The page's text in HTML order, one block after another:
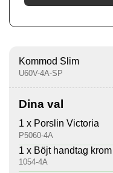
Kommod Slim
U60V-4A-SP
Dina val
1 x Porslin Victoria
P5060-4A
1 x Böjt handtag krom
1054-4A